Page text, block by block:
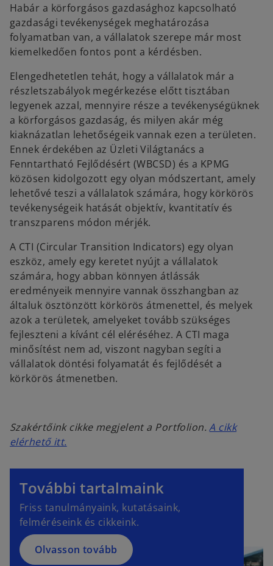
Habár a körforgásos gazdasághoz kapcsolható
gazdasági tevékenységek meghatározása
folyamatban van, a vállalatok szerepe már most
kiemelkedően fontos pont a kérdésben.
Elengedhetetlen tehát, hogy a vállalatok már a
részletszabályok megérkezése előtt tisztában
legyenek azzal, mennyire része a tevékenységüknek
a körforgásos gazdaság, és milyen akár még
kiaknázatlan lehetőségeik vannak ezen a területen.
Ennek érdekében az Üzleti Világtanács a
Fenntartható Fejlődésért (WBCSD) és a KPMG
közösen kidolgozott egy olyan módszertant, amely
lehetővé teszi a vállalatok számára, hogy körkörös
tevékenységeik hatását objektív, kvantitatív és
transzparens módon mérjék.
A CTI (Circular Transition Indicators) egy olyan
eszköz, amely egy keretet nyújt a vállalatok
számára, hogy abban könnyen átlássák
eredményeik mennyire vannak összhangban az
általuk ösztönzött körkörös átmenettel, és melyek
azok a területek, amelyeket tovább szükséges
fejleszteni a kívánt cél eléréséhez. A CTI maga
minősítést nem ad, viszont nagyban segíti a
vállalatok döntési folyamatát és fejlődését a
körkörös átmenetben.
Szakértőink cikke megjelent a Portfolion.A cikk
elérhető itt.
e
n
i
n
További tartalmaink
Friss tanulmányaink, kutatásaink,
felméréseink és cikkeink.
Olvasson tovább